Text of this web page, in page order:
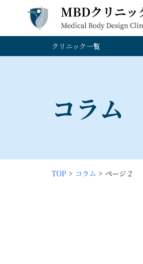
クリニック一覧
コラム
TOP コラム ページ 2